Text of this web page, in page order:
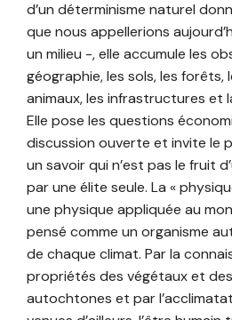
d’un déterminisme naturel
que nous appellerions
un milieu -, elle accumule les
géographie, les sols, les forêts,
animaux, les infrastructures et
Elle pose les questions
discussion ouverte et invite le
un savoir qui n’est pas le fruit
par une élite seule. La «
une physique appliquée au
pensé comme un organisme
de chaque climat. Par la
propriétés des végétaux et
autochtones et par